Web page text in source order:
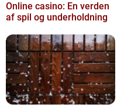
Online casino: En verden
af spil og underholdning